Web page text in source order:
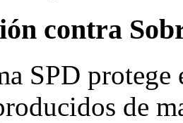
contra
SPD
de